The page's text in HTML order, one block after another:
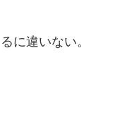
に違いない。